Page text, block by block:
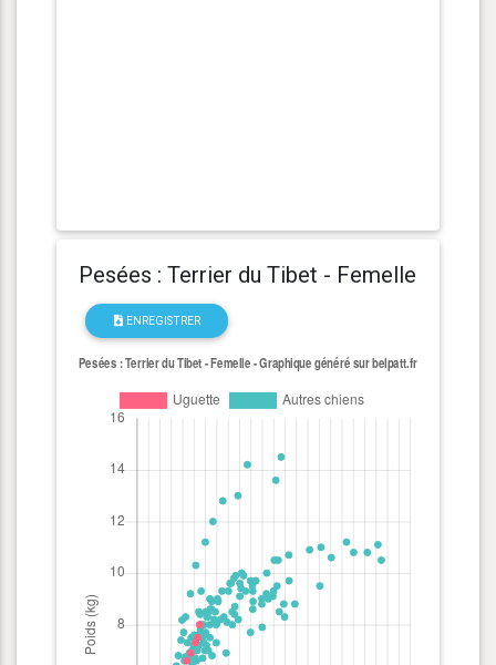
Pesées : Terrier du Tibet - Femelle
ENREGISTRER